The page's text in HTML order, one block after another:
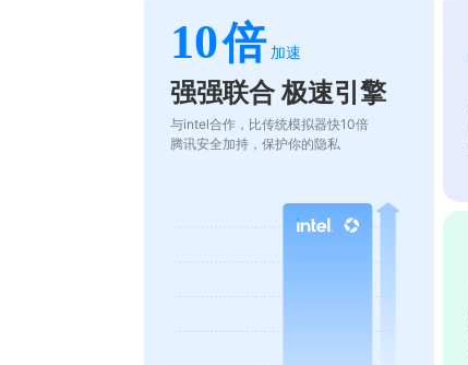
10倍 加速
强强联合 极速引擎
与intel合作，比传统模拟器快10倍
腾讯安全加持，保护你的隐私